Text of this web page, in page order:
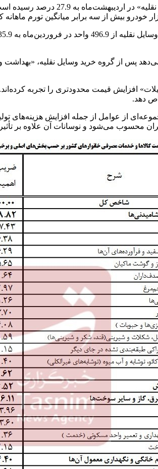
بیش از سه برابر میانگین تورم
دهد.
از عوامل از جمله افزایش هزینه‌های
محسوب می‌شود و نوسانات آن علاوه بر